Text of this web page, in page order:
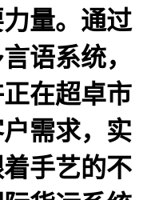
量。通过
语系统，
在超卓市
需求，实
手艺的不